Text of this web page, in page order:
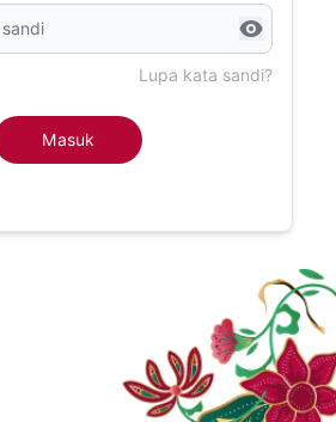
Lupa kata sandi?
Masuk